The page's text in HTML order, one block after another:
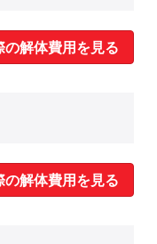
の解体費用を見る
の解体費用を見る